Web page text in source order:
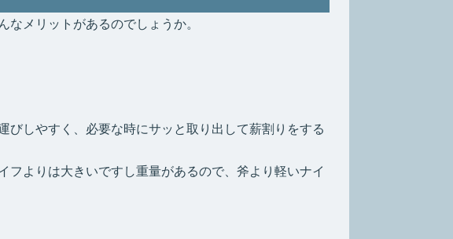
メリットがあるのでしょうか。
しやすく、必要な時にサッと取り出して薪割りをする
よりは大きいですし重量があるので、斧より軽いナイ